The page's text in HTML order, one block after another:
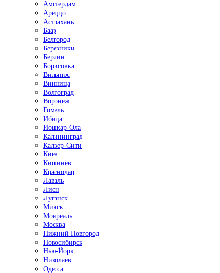
Амстердам
Ареццо
Астрахань
Баар
Белгород
Березники
Берлин
Борисовка
Вильнюс
Винница
Волгоград
Воронеж
Гомель
Ибица
Йошкар-Ола
Калининград
Калвер-Сити
Киев
Кишинёв
Краснодар
Лаваль
Лион
Луганск
Минск
Монреаль
Москва
Нижний Новгород
Новосибирск
Нью-Йорк
Николаев
Одесса